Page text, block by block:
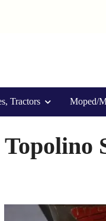
Tractors Moped/